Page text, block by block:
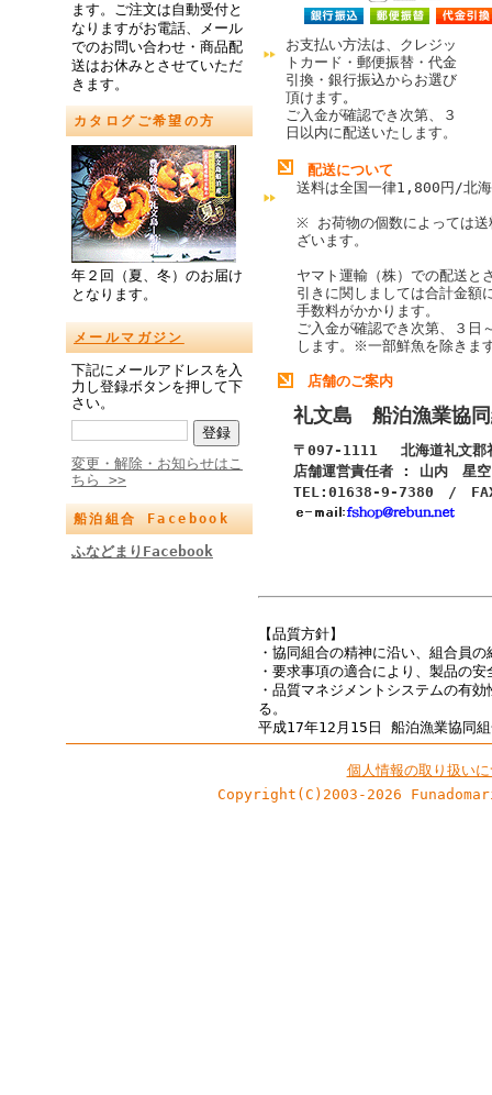
ます。ご注文は自動受付と
なりますがお電話、メール
でのお問い合わせ・商品配
送はお休みとさせていただ
きます。
カタログご希望の方
年２回（夏、冬）のお届け
となります。
メールマガジン
下記にメールアドレスを入
力し登録ボタンを押して下
さい。
変更・解除・お知らせはこ
ちら >>
船泊組合 Facebook
ふなどまりFacebook
お支払い方法は、クレジッ
トカード・郵便振替・代金
引換・銀行振込からお選び
頂けます。
ご入金が確認でき次第、３
日以内に配送いたします。
配送について
送料は全国一律1,800円/北
※ お荷物の個数によっては送
ざいます。
ヤマト運輸（株）での配送と
引きに関しましては合計金額
手数料がかかります。
ご入金が確認でき次第、３日
します。
※一部鮮魚を除きま
店舗のご案内
礼文島 船泊漁業協
〒097-1111 北海道礼文郡
店舗運営責任者 : 山内 星
TEL:01638-9-7380 /
【品質方針】
・協同組合の精神に沿い、組合員
・要求事項の適合により、製品の
・品質マネジメントシステムの有
る。
平成17年12月15日 船泊漁業協同
個人情報の取り扱い
Copyright(C)2003-2026